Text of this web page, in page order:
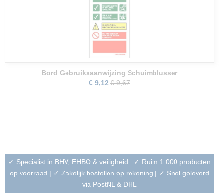
Bord Gebruiksaanwijzing Schuimblusser
€ 9,12 € 9,67
✓ Specialist in BHV, EHBO & veiligheid | ✓ Ruim 1.000 producten
op voorraad | ✓ Zakelijk bestellen op rekening | ✓ Snel geleverd
via PostNL & DHL